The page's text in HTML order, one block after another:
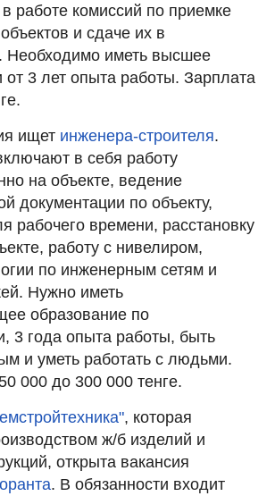
в работе комиссий по приемке
и сдаче их в
Необходимо иметь высшее
от 3 лет опыта работы. Зарплата
ищет инженера-строителя.
в себя работу
на объекте, ведение
документации по объекту,
рабочего времени, расстановку
работу с нивелиром,
по инженерным сетям и
Нужно иметь
образование по
3 года опыта работы, быть
и уметь работать с людьми.
000 до 300 000 тенге.
, которая
ж/б изделий и
открыта вакансия
. В обязанности входит